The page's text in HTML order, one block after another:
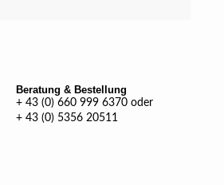
Beratung & Bestellung
+ 43 (0) 660 999 6370 oder
+ 43 (0) 5356 20511